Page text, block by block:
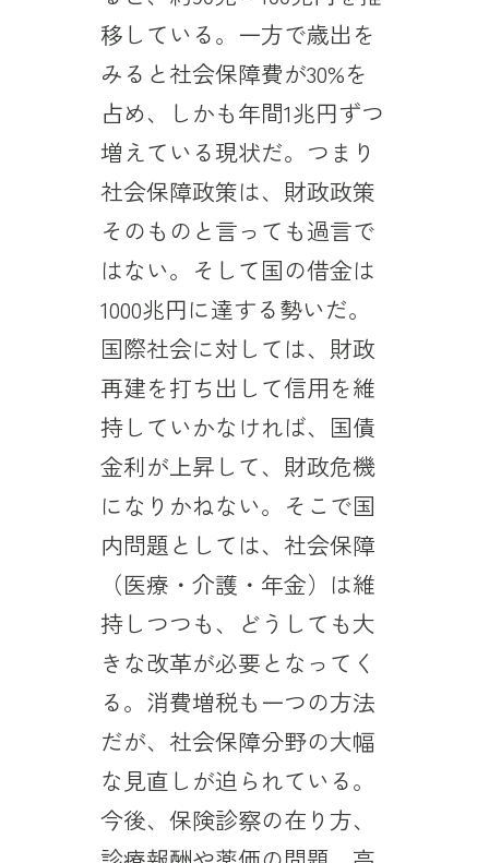
移している。一方で歳出を
みると社会保障費が30%を
占め、しかも年間1兆円ずつ
増えている現状だ。つまり
社会保障政策は、財政政策
そのものと言っても過言で
はない。そして国の借金は
1000兆円に達する勢いだ。
国際社会に対しては、財政
再建を打ち出して信用を維
持していかなければ、国債
金利が上昇して、財政危機
になりかねない。そこで国
内問題としては、社会保障
（医療・介護・年金）は維
持しつつも、どうしても大
きな改革が必要となってく
る。消費増税も一つの方法
だが、社会保障分野の大幅
な見直しが迫られている。
今後、保険診察の在り方、